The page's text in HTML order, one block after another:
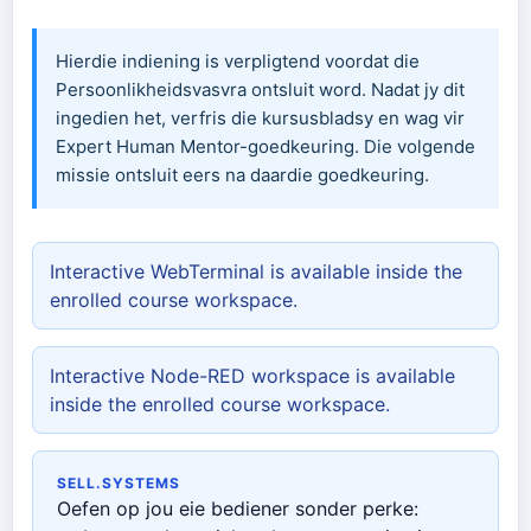
Hierdie indiening is verpligtend voordat die
Persoonlikheidsvasvra ontsluit word. Nadat jy dit
ingedien het, verfris die kursusbladsy en wag vir
Expert Human Mentor-goedkeuring. Die volgende
missie ontsluit eers na daardie goedkeuring.
Interactive WebTerminal is available inside the
enrolled course workspace.
Interactive Node-RED workspace is available
inside the enrolled course workspace.
SELL.SYSTEMS
Oefen op jou eie bediener sonder perke: